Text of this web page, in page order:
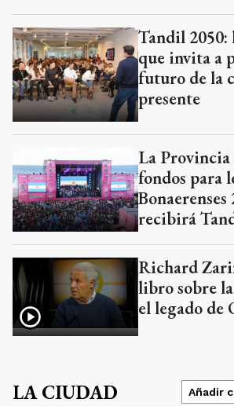
Tandil
que invita a
futuro de la
presente
La
fondos para
recibirá
Richard
libro sobre
el legado de
LA CIUDAD Añadir